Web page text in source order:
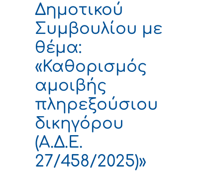
Δημοτικού
Συμβουλίου με
θέμα:
«Καθορισμός
αμοιβής
πληρεξούσιου
δικηγόρου
(Α.Δ.Ε.
27/458/2025)»